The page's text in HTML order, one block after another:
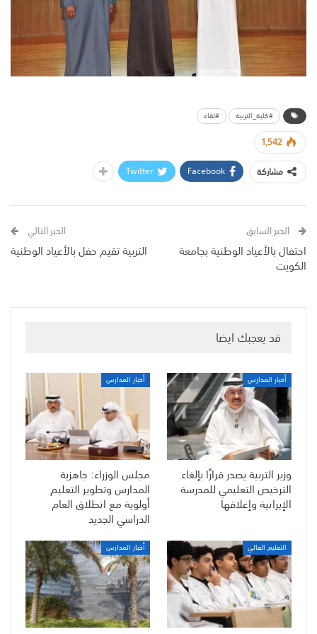
#كلية_التربية #لقاء
1,542
مشاركة
Facebook
Twitter
الخبر السابق
احتفال بالأعياد الوطنية بجامعة
الكويت
الخبر التالي
التربية تقيم حفل بالأعياد الوطنية
قد يعجبك ايضا
أخبار المدارس
وزير التربية يصدر قرارًا بإلغاء
الترخيص التعليمي للمدرسة
الإيرانية وإغلاقها
أخبار المدارس
مجلس الوزراء: جاهزية
المدارس وتطوير التعليم
أولوية مع انطلاق العام
الدراسي الجديد
التعليم العالي أخبار المدارس